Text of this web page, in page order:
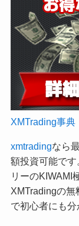
XMTrading事典
xmtradingなら
額投資可能で
リーのKIWAMI
XMTradingの無
で初心者にも分